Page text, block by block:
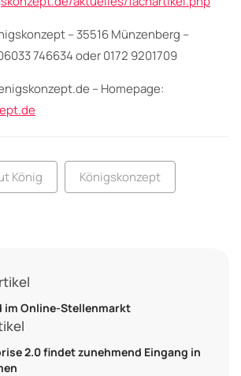
– 35516 Münzenberg –
746634 oder 0172 9201709
– Homepage:
König Königskonzept
im Online-Stellenmarkt
2.0 findet zunehmend Eingang in